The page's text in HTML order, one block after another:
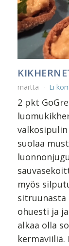
martta Ei
2 pkt
suolaa
myös
sitruunasta
ohuesti ja
alkaa olla
kermaviiliä.